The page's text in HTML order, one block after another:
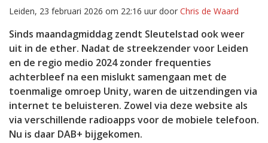
Leiden, 23 februari 2026 om 22:16 uur door Chris de Waard
Sinds maandagmiddag zendt Sleutelstad ook weer
uit in de ether. Nadat de streekzender voor Leiden
en de regio medio 2024 zonder frequenties
achterbleef na een mislukt samengaan met de
toenmalige omroep Unity, waren de uitzendingen via
internet te beluisteren. Zowel via deze website als
via verschillende radioapps voor de mobiele telefoon.
Nu is daar DAB+ bijgekomen.